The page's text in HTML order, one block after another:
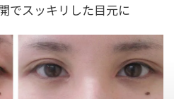
でスッキリした目元に